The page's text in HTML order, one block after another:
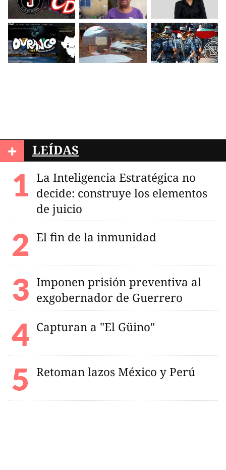
+ LEÍDAS
La Inteligencia Estratégica no
decide: construye los elementos
de juicio
El fin de la inmunidad
Imponen prisión preventiva al
exgobernador de Guerrero
Capturan a "El Güino"
Retoman lazos México y Perú